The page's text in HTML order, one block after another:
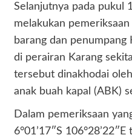
Selanjutnya pada pukul
melakukan
barang dan penumpang
di perairan Karang
tersebut dinakhodai
anak buah kapal (ABK)
Dalam pemeriksaan
6°01’17″S